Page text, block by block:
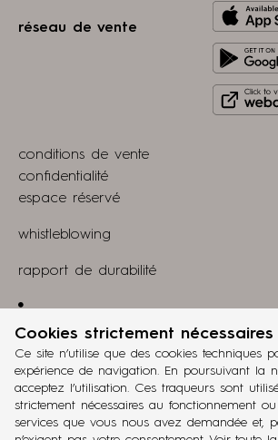
réseau de vente
conditions de vente
confidentialité
espace réservé
whistleblowing
rapport de durabilité
Linkedin
projet
grucciadesign.
développement
Workup®
Cookies strictement nécessaires
Ce site n’utilise que des cookies techniques
expérience de navigation. En poursuivant la
acceptez l’utilisation. Ces traqueurs sont
strictement nécessaires au fonctionnement
services que vous nous avez demandée et,